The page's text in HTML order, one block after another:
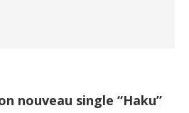
nouveau single “Haku”